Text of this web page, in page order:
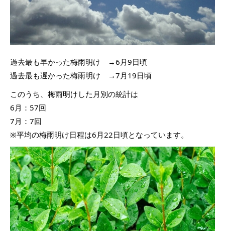
過去最も早かった梅雨明け →6月9日頃
過去最も遅かった梅雨明け →7月19日頃
このうち、梅雨明けした月別の統計は
6月：57回
7月：7回
※平均の梅雨明け日程は6月22日頃となっています。